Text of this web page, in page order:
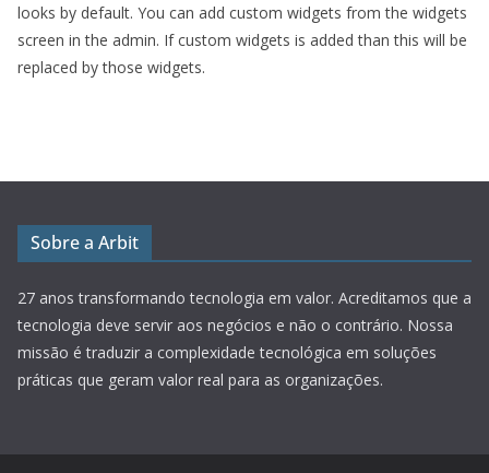
looks by default. You can add custom widgets from the widgets
screen in the admin. If custom widgets is added than this will be
replaced by those widgets.
Sobre a Arbit
27 anos transformando tecnologia em valor. Acreditamos que a
tecnologia deve servir aos negócios e não o contrário. Nossa
missão é traduzir a complexidade tecnológica em soluções
práticas que geram valor real para as organizações.